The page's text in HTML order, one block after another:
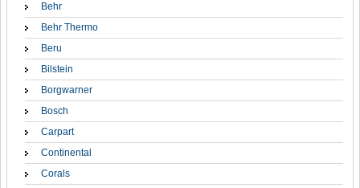
Behr
Behr Thermo
Beru
Bilstein
Borgwarner
Bosch
Carpart
Continental
Corals